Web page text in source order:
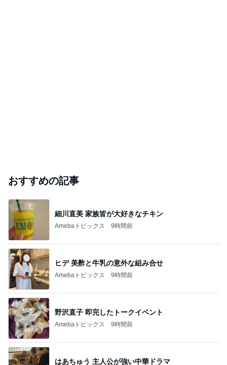
おすすめの記事
細川直美 家族皆が大好きなチキン
Amebaトピックス 9時間前
ヒデ 美酢と牛乳の意外な組み合せ
Amebaトピックス 9時間前
野沢直子 即完したトークイベント
Amebaトピックス 9時間前
はあちゅう 主人公が強い中華ドラマ